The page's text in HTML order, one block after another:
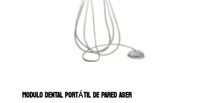
MODULO DENTAL PORTÁTIL DE PARED ASER